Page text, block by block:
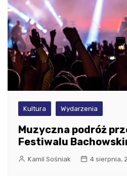
Kultura Wydarzenia
Muzyczna podróż
Festiwalu
Kamil Sośniak 4 sierpnia,